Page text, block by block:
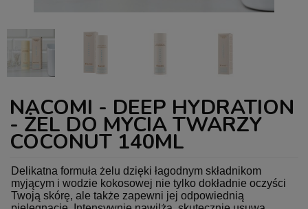
NACOMI - DEEP HYDRATION
- ŻEL DO MYCIA TWARZY
COCONUT 140ML
Delikatna formuła żelu dzięki łagodnym składnikom
myjącym i wodzie kokosowej nie tylko dokładnie oczyści
Twoją skórę, ale także zapewni jej odpowiednią